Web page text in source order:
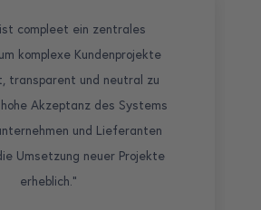
compleet ein zentrales
komplexe Kundenprojekte
transparent und neutral zu
Akzeptanz des Systems
und Lieferanten
Umsetzung neuer Projekte
erheblich."